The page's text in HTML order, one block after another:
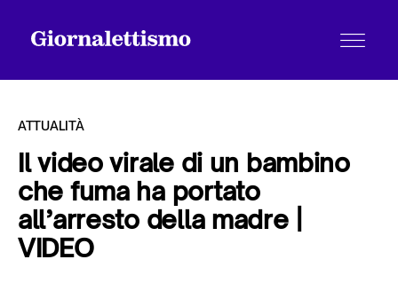
Tutti gli articoli
ATTUALITÀ
Il video virale di un bambino
che fuma ha portato
all’arresto della madre |
VIDEO